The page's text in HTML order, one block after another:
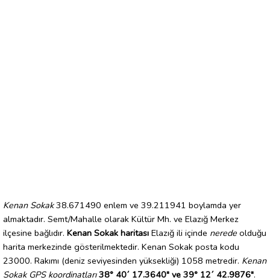
Kenan Sokak38.671490 enlem ve 39.211941 boylamda yer
almaktadır. Semt/Mahalle olarak Kültür Mh. ve Elazığ Merkez
ilçesine bağlıdır. Kenan Sokak haritası Elazığ ili içinde nerede olduğu
harita merkezinde gösterilmektedir. Kenan Sokak posta kodu
23000. Rakımı (deniz seviyesinden yüksekliği) 1058 metredir. Kenan
Sokak GPS koordinatları 38° 40´ 17.3640" ve 39° 12´ 42.9876".